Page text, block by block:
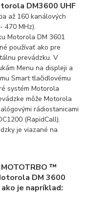
DM3600 UHF
až 160 kanálových
470 MHz).
Motorola DM 3601
používať ako pre
prevádzku. V
Menu na displeji a
Smart tlačidlovému
systém Motorola
môže Motorola
rádiostanicami
(RapidCall).
je viazané na
™
DM 3600
je napríklad: